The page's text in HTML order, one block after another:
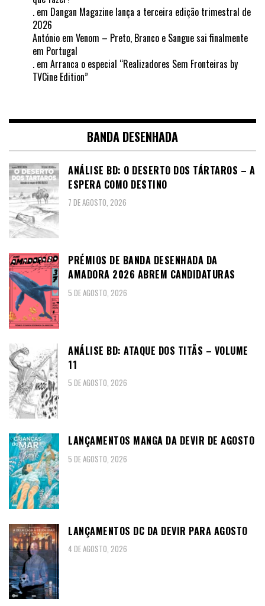
. em Dangan Magazine lança a terceira edição trimestral de
2026
António em Venom – Preto, Branco e Sangue sai finalmente
em Portugal
. em Arranca o especial “Realizadores Sem Fronteiras by
TVCine Edition”
BANDA DESENHADA
ANÁLISE BD: O DESERTO DOS TÁRTAROS – A
ESPERA COMO DESTINO
7 DE AGOSTO, 2026
PRÉMIOS DE BANDA DESENHADA DA
AMADORA 2026 ABREM CANDIDATURAS
5 DE AGOSTO, 2026
ANÁLISE BD: ATAQUE DOS TITÃS – VOLUME
11
5 DE AGOSTO, 2026
LANÇAMENTOS MANGA DA DEVIR DE AGOSTO
5 DE AGOSTO, 2026
LANÇAMENTOS DC DA DEVIR PARA AGOSTO
4 DE AGOSTO, 2026